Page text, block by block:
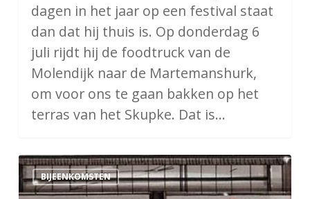
dagen in het jaar op een festival staat
dan dat hij thuis is. Op donderdag 6
juli rijdt hij de foodtruck van de
Molendijk naar de Martemanshurk,
om voor ons te gaan bakken op het
terras van het Skupke. Dat is…
Ontbijt
bij
BIJEENKOMSTEN